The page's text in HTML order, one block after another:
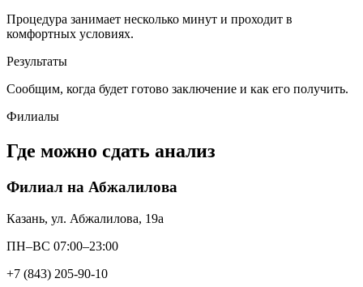
Процедура занимает несколько минут и проходит в
комфортных условиях.
Результаты
Сообщим, когда будет готово заключение и как его получить.
Филиалы
Где можно сдать анализ
Филиал на Абжалилова
Казань, ул. Абжалилова, 19а
ПН–ВС 07:00–23:00
+7 (843) 205-90-10